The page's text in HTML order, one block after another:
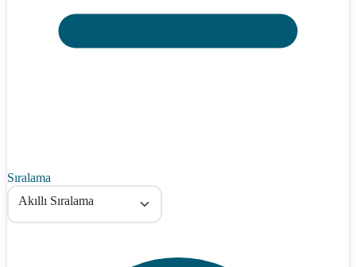
Sıralama
Akıllı Sıralama